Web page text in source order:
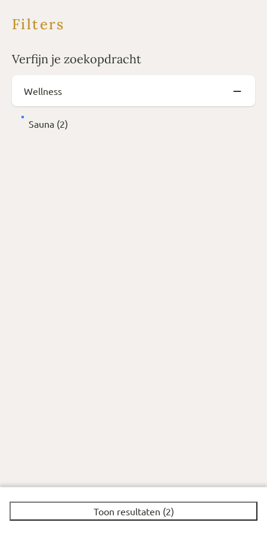
Filters
Verfijn je zoekopdracht
Wellness
Sauna (2)
Toon resultaten (2)